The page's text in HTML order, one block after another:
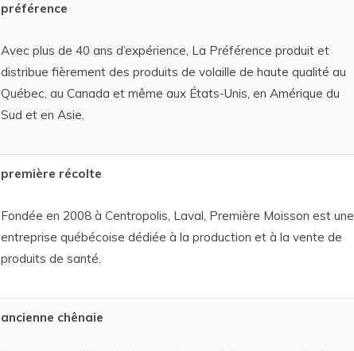
préférence
Avec plus de 40 ans d’expérience, La Préférence produit et
distribue fièrement des produits de volaille de haute qualité au
Québec, au Canada et même aux États-Unis, en Amérique du
Sud et en Asie.
première récolte
Fondée en 2008 à Centropolis, Laval, Première Moisson est une
entreprise québécoise dédiée à la production et à la vente de
produits de santé.
ancienne chênaie